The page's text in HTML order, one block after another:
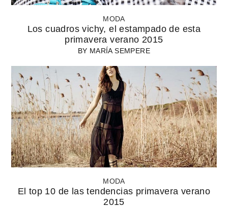
MODA
Los cuadros vichy, el estampado de esta
primavera verano 2015
BY MARÍA SEMPERE
MODA
El top 10 de las tendencias primavera verano
2015